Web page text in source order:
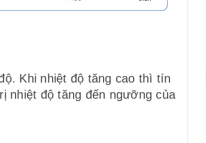
Khi nhiệt độ tăng cao thì tín
nhiệt độ tăng đến ngưỡng của